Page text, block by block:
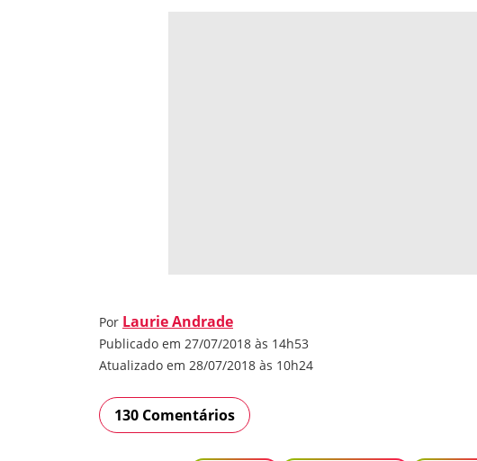
Por Laurie Andrade
Publicado em 27/07/2018 às 14h53
Atualizado em 28/07/2018 às 10h24
130 Comentários